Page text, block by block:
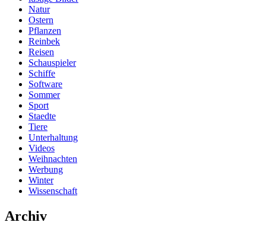
Natur
Ostern
Pflanzen
Reinbek
Reisen
Schauspieler
Schiffe
Software
Sommer
Sport
Staedte
Tiere
Unterhaltung
Videos
Weihnachten
Werbung
Winter
Wissenschaft
Archiv